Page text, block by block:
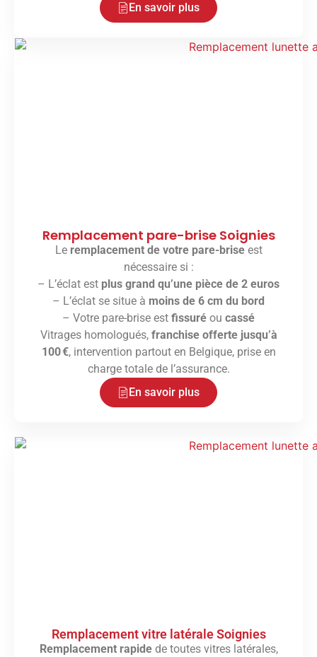
En savoir plus
Remplacement pare-brise Soignies
Le remplacement de votre pare-briseest
nécessaire si :
– L’éclat est plus grand qu’une pièce de 2 euros
– L’éclat se situe à moins de 6 cm du bord
– Votre pare-brise est fissuré ou cassé
Vitrages homologués, franchise offerte jusqu’à
100 €, intervention partout en Belgique, prise en
charge totale de l’assurance.
En savoir plus
Remplacement vitre latérale Soignies
Remplacement rapidede toutes vitres latérales,